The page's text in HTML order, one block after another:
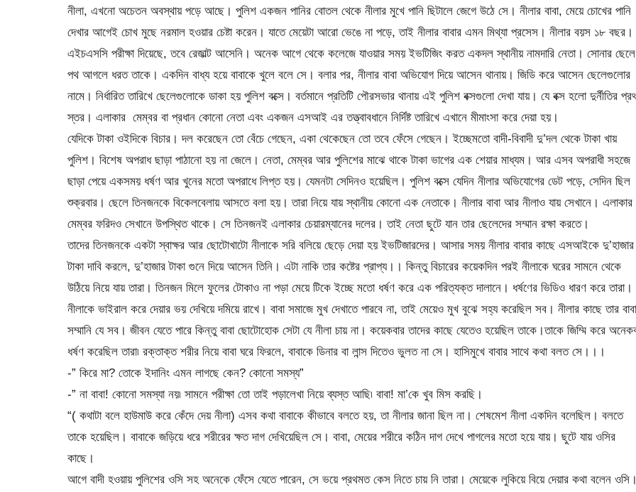
নীলা, এখনো অচেতন অবস্থায় পড়ে আছে। পুলিশ একজন পানির বোতল থেকে নীলার মুখে পানি ছিটালে জেগে উঠে সে। নীলার বাবা, মেয়ে চোখের পানি
দেখার আগেই চোখ মুছে নরমাল হওয়ার চেষ্টা করেন। যাতে মেয়েটা আরো ভেঙে না পড়ে, তাই নীলার বাবার এমন মিথ্যা প্রসেস। নীলার বয়স ১৮ বছর।
এইচএসসি পরীক্ষা দিয়েছে, তবে রেজাল্ট আসেনি। অনেক আগে থেকে কলেজে যাওয়ার সময় ইভটিজিং করত একদল স্থানীয় নামদারি নেতা। সোনার
পথ আগলে ধরত তাকে। একদিন বাধ্য হয়ে বাবাকে খুলে বলে সে। বলার পর, নীলার বাবা অভিযোগ দিয়ে আসেন থানায়। জিডি করে আসেন ছেলেগুলোর
নামে। নির্ধারিত তারিখে ছেলেগুলোকে ডাকা হয় পুলিশ বক্সে। বর্তমানে প্রতিটি পৌরসভার থানায় এই পুলিশ বক্সগুলো দেখা যায়। যে বক্স হলো দুর্নীতির
স্তর। এলাকার মেম্বর বা প্রধান কোনো নেতা এবং একজন এসআই এর তত্ত্বাবধানে নির্দিষ্ট তারিখে এখানে মীমাংসা করে দেয়া হয়।
যেদিকে টাকা ওইদিকে বিচার। দল করেছেন তো বেঁচে গেছেন, একা থেকেছেন তো তবে ফেঁসে গেছেন। ইচ্ছেমতো বাদী-বিবাদী দু’দল থেকে টাকা খায়
পুলিশ। বিশেষ অপরাধ ছাড়া পাঠানো হয় না জেলে। নেতা, মেম্বর আর পুলিশের মাঝে থাকে টাকা ভাগের এক শেয়ার মাধ্যম। আর এসব অপরাধী সহজে
ছাড়া পেয়ে একসময় ধর্ষণ আর খুনের মতো অপরাধে লিপ্ত হয়। যেমনটা সেদিনও হয়েছিল। পুলিশ বক্সে যেদিন নীলার অভিযোগের ডেট পড়ে, সেদিন ছিল
শুক্রবার। ছেলে তিনজনকে বিকেলবেলায় আসতে বলা হয়। তারা নিয়ে যায় স্থানীয় কোনো এক নেতাকে। নীলার বাবা আর নীলাও যায় সেখানে। এলাকার
মেম্বর ফরিদও সেখানে উপস্থিত থাকে। সে তিনজনই এলাকার চেয়ারম্যানের দলের। তাই নেতা ছুটে যান তার ছেলেদের সম্মান রক্ষা করতে।
তাদের তিনজনকে একটা স্বাক্ষর আর ছোটোখাটো নীলাকে সরি বলিয়ে ছেড়ে দেয়া হয় ইভটিজারদের। আসার সময় নীলার বাবার কাছে এসআইকে দু’হাজার
টাকা দাবি করলে, দু’হাজার টাকা গুনে দিয়ে আসেন তিনি। এটা নাকি তার কষ্টের প্রাপ্য।। কিন্তু বিচারের কয়েকদিন পরই নীলাকে ঘরের সামনে থেকে
উঠিয়ে নিয়ে যায় তারা। তিনজন মিলে ফুলের টোকাও না পড়া মেয়ে টিকে ইচ্ছে মতো ধর্ষণ করে এক পরিত্যক্ত দালানে। ধর্ষণের ভিডিও ধারণ করে তারা।
নীলাকে ভাইরাল করে দেয়ার ভয় দেখিয়ে দমিয়ে রাখে। বাবা সমাজে মুখ দেখাতে পারবে না, তাই মেয়েও মুখ বুঝে সহ্য করেছিল সব। নীলার কাছে তার
সম্মানি যে সব। জীবন যেতে পারে কিন্তু বাবা ছোটোহোক সেটা যে নীলা চায় না। কয়েকবার তাদের কাছে যেতেও হয়েছিল তাকে।তাকে জিম্মি করে
ধর্ষণ করেছিল তারা৷ রক্তাক্ত শরীর নিয়ে বাবা ঘরে ফিরলে, বাবাকে ডিনার বা লান্স দিতেও ভুলত না সে। হাসিমুখে বাবার সাথে কথা বলত সে।।।
-” কিরে মা? তোকে ইদানিং এমন লাগছে কেন? কোনো সমস্য”
-” না বাবা! কোনো সমস্যা নয়৷ সামনে পরীক্ষা তো তাই পড়ালেখা নিয়ে ব্যস্ত আছি৷ বাবা! মা’কে খুব মিস করছি।
“( কথাটা বলে হাউমাউ করে কেঁদে দেয় নীলা) এসব কথা বাবাকে কীভাবে বলতে হয়, তা নীলার জানা ছিল না। শেষমেশ নীলা একদিন বলেছিল। বলতে
তাকে হয়েছিল। বাবাকে জড়িয়ে ধরে শরীরের ক্ষত দাগ দেখিয়েছিল সে। বাবা, মেয়ের শরীরে কঠিন দাগ দেখে পাগলের মতো হয়ে যায়। ছুটে যায় ওসির
কাছে।
আগে বাদী হওয়ায় পুলিশের ওসি সহ অনেকে ফেঁসে যেতে পারেন, সে ভয়ে প্রথমত কেস নিতে চায় নি তারা। মেয়েকে লুকিয়ে বিয়ে দেয়ার কথা বলেন